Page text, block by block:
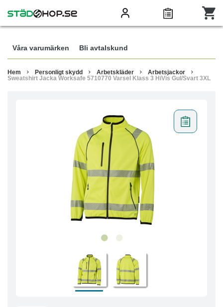
Våra varumärken Bli avtalskund
Hem Personligt skydd Arbetskläder
Arbetsjackor
Sweatshirt Jacka Worksafe 5710770 Varsel Klass 3 HiVis Gul/Svart 3XL